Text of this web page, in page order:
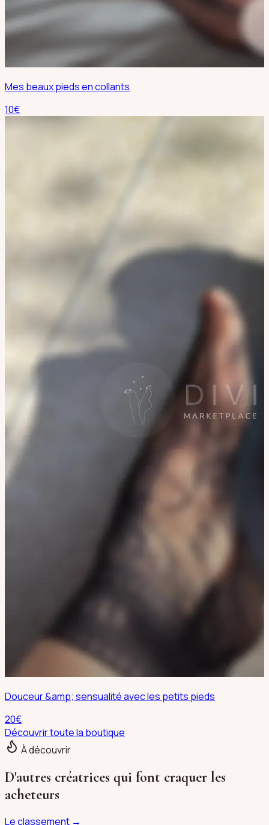
Mes beaux pieds en collants
10€
Douceur &amp; sensualité avec les petits pieds
20€
Découvrir toute la boutique
À découvrir
D'autres créatrices qui font craquer les
acheteurs
Le classement →